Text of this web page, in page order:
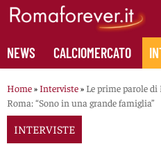
Skip
content
NEWS CALCIOMERCATO
Home»Interviste» Le prime parole
Roma: “Sono in una grande famiglia”
INTERVISTE